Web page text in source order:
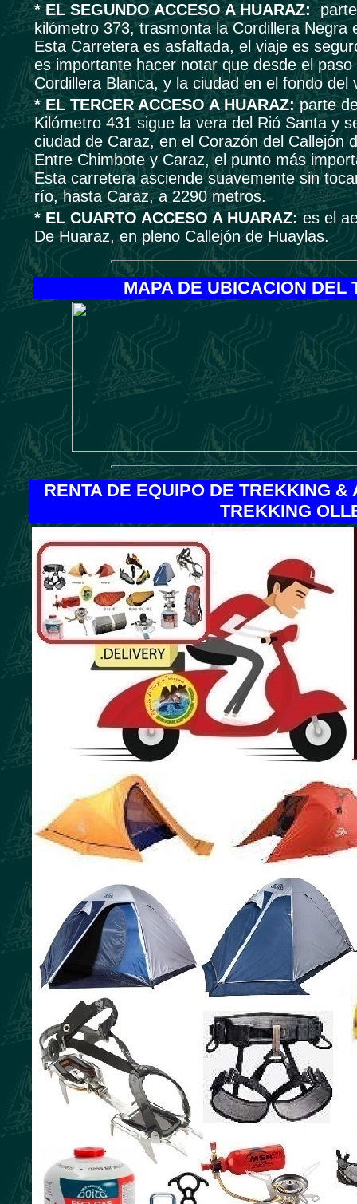
* EL SEGUNDO ACCESO A HUARAZ: parte
kilómetro 373, trasmonta la Cordillera
Esta Carretera es asfaltada, el viaje es
es importante hacer notar que desde el
Cordillera Blanca, y la ciudad en el fondo
* EL TERCER ACCESO A HUARAZ:parte
Kilómetro 431 sigue la vera del Rió Santa y
ciudad de Caraz, en el Corazón del Callejón
Entre Chimbote y Caraz, el punto más
Esta carretera asciende suavemente sin
río, hasta Caraz, a 2290 metros.
* EL CUARTO ACCESO A HUARAZ: es el
De Huaraz, en pleno Callejón de Huaylas.
MAPA DE UBICACION DEL
RENTA DE EQUIPO DE TREKKING
TREKKING